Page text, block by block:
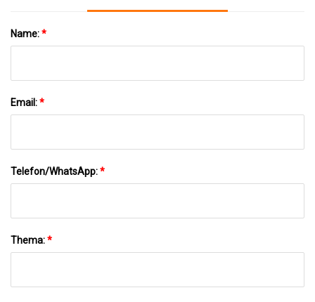
Name:*
Email:*
Telefon/WhatsApp:*
Thema:*